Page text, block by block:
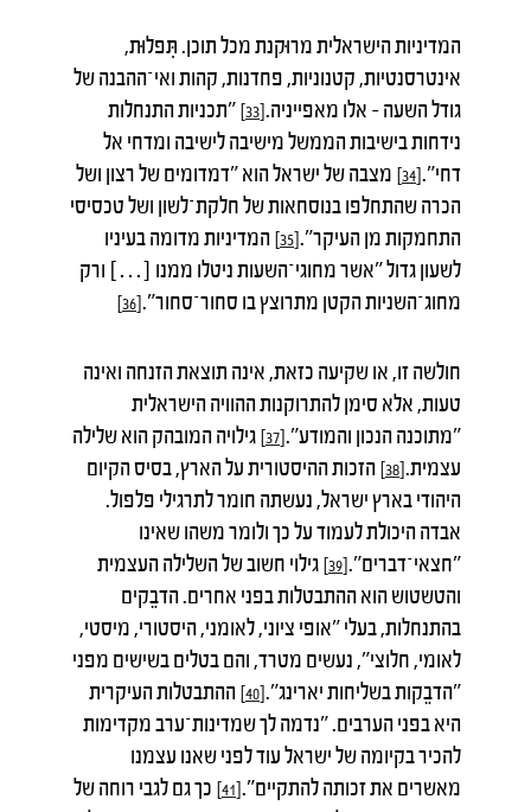
המדיניות הישראלית מרוּקנת מכל תוכן. תִּפלוּת,
אינטרסנטיות, קטנוניות, פחדנות, קהות ואי־ההבנה של
גודל השעה – אלו מאפייניה.[33]
"תכניות התנחלות
נידחות בישיבות הממשל מישיבה לישיבה ומדחי אל
דחי".[34]
מצבה של ישראל הוא "דמדומים של רצון ושל
הכרה שהתחלפו בנוסחאות של חלקת־לשון ושל טכסיסי
התחמקות מן העיקר".[35]
המדיניות מדומה בעיניו
לשעון גדול "אשר מחוגי־השעות ניטלו ממנו […] ורק
מחוג־השניות הקטן מתרוצץ בו סחור־סחור".[36]
חולשה זו, או שקיעה כזאת, אינה תוצאת הזנחה ואינה
טעות, אלא סימן להתרוקנות ההוויה הישראלית
"מתוכנה הנכון והמודע".[37]
גילויה המובהק הוא שלילה
עצמית.[38]
הזכות ההיסטורית על הארץ, בסיס הקיום
היהודי בארץ ישראל, נעשתה חומר לתרגילי פלפול.
אבדה היכולת לעמוד על כך ולומר משהו שאינו
"חצאי־דברים".[39]
גילוי חשוב של השלילה העצמית
והטשטוש הוא ההתבטלות בפני אחרים. הדבֵקים
בהתנחלות, בעלי "אופי ציוני, לאומני, היסטורי, מיסטי,
לאומי, חלוצי", נעשים מטרד, והם בטלים בשישים מפני
"הדבֵקות בשליחות יארינג".[40]
ההתבטלות העיקרית
היא בפני הערבים. "נדמה לך שמדינות־ערב מקדימות
להכיר בקיומה של ישראל עוד לפני שאנו עצמנו
מאשרים את זכותה להתקיים".[41]
כך גם לגבי רוחה של